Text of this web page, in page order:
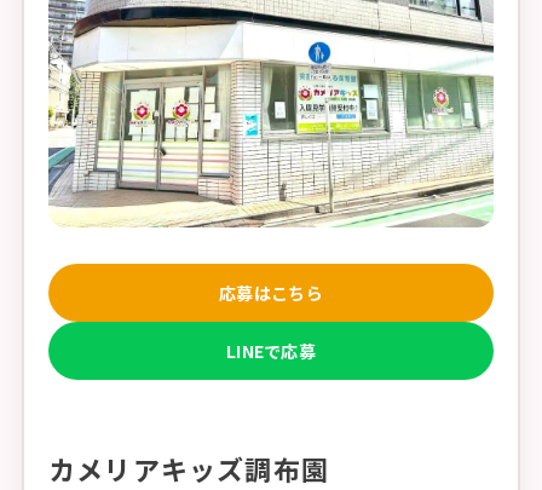
応募はこちら
LINEで応募
カメリアキッズ調布園